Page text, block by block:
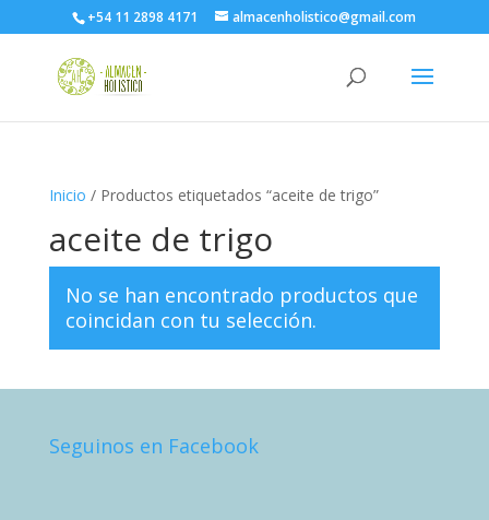
+54 11 2898 4171 almacenholistico@gmail.com
Inicio / Productos etiquetados “aceite de trigo”
aceite de trigo
No se han encontrado productos que
coincidan con tu selección.
Seguinos en Facebook